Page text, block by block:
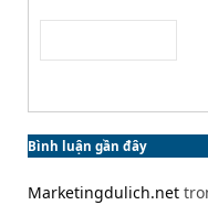
Bình luận gần đây
Marketingdulich.net